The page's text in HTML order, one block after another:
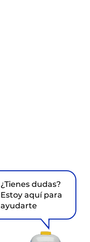
¿Tienes dudas?
Estoy aquí para
ayudarte